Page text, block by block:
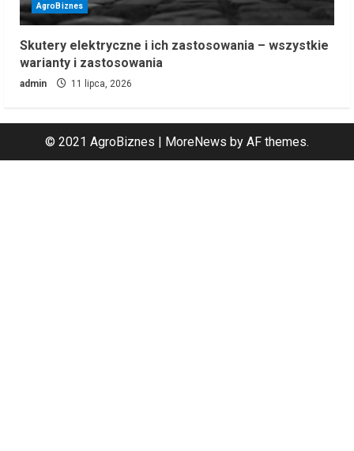
AgroBiznes
Skutery elektryczne i ich zastosowania – wszystkie
warianty i zastosowania
admin 11 lipca, 2026
© 2021 AgroBiznes | MoreNews by AF themes.